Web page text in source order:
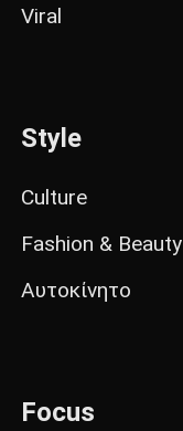
Viral
Style
Culture
Fashion & Beauty
Αυτοκίνητο
Focus